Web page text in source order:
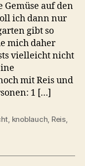
auf den
ich dann nur
gibt so
mich daher
vielleicht nicht
mit Reis und
1 […]
, knoblauch, Reis,